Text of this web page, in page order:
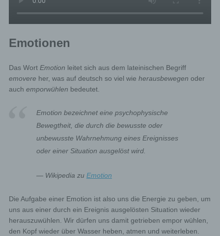
Emotionen
Das Wort Emotion leitet sich aus dem lateinischen Begriff
emovere her, was auf deutsch so viel wie herausbewegen oder
auch emporwühlen bedeutet.
Emotion bezeichnet eine psychophysische
Bewegtheit, die durch die bewusste oder
unbewusste Wahrnehmung eines Ereignisses
oder einer Situation ausgelöst wird.
— Wikipedia zu Emotion
Die Aufgabe einer Emotion ist also uns die Energie zu geben, um
uns aus einer durch ein Ereignis ausgelösten Situation wieder
herauszuwühlen. Wir dürfen uns damit getrieben empor wühlen,
den Kopf wieder über Wasser heben, atmen und weiterleben.